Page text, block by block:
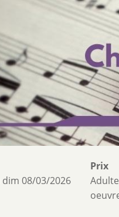
dim 08/03/2026
Prix